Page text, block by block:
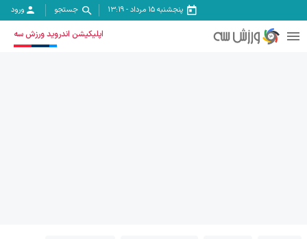
پنجشنبه ۱۵ مرداد -
13:19 جستجو ورود
اپلیکیشن اندروید ورزش سه